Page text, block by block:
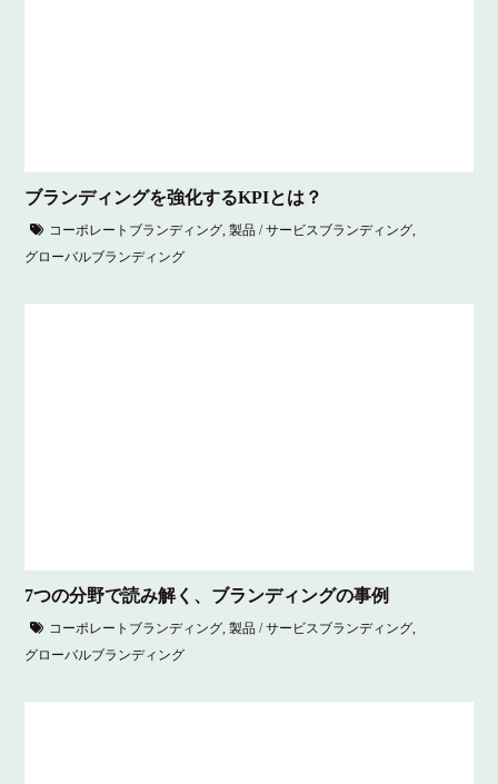
ブランディングを強化するKPIとは？
コーポレートブランディング,製品 / サービスブランディング,
グローバルブランディング
7つの分野で読み解く、ブランディングの事例
コーポレートブランディング,製品 / サービスブランディング,
グローバルブランディング